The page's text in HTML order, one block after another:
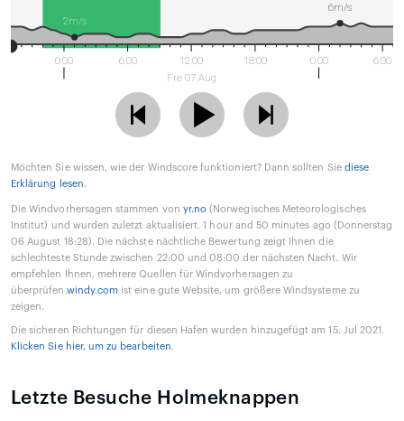
0:00 6:00
12:00
Fre 07 Aug
18:00 0:00 6:00
6m/s
2m/s
Möchten Sie wissen, wie der Windscore funktioniert? Dann sollten Sie diese
Erklärung lesen.
Die Windvorhersagen stammen von yr.no (Norwegisches Meteorologisches
Institut) und wurden zuletzt aktualisiert. 1 hour and 50 minutes ago (Donnerstag
06 August 18:28). Die nächste nächtliche Bewertung zeigt Ihnen die
schlechteste Stunde zwischen 22:00 und 08:00 der nächsten Nacht. Wir
empfehlen Ihnen, mehrere Quellen für Windvorhersagen zu
überprüfen.windy.com ist eine gute Website, um größere Windsysteme zu
zeigen.
Die sicheren Richtungen für diesen Hafen wurden hinzugefügt am 15. Jul 2021.
Klicken Sie hier, um zu bearbeiten.
Letzte Besuche Holmeknappen